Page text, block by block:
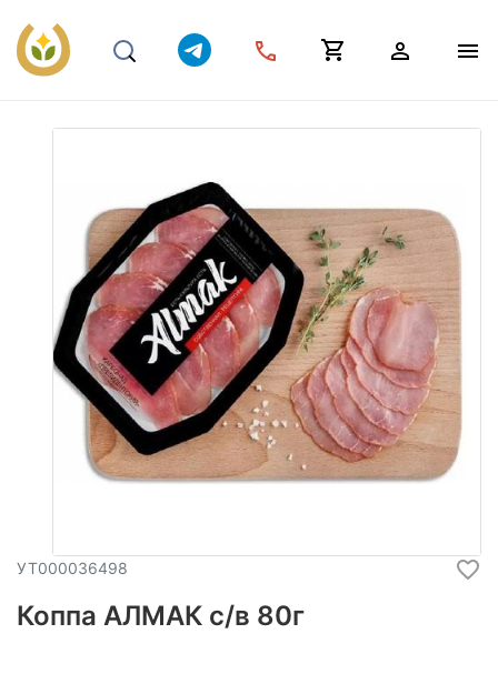
УТ000036498
Коппа АЛМАК с/в 80г